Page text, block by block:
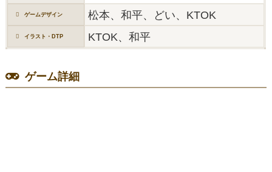
ゲームデザイン 松本、和平、どい、KTOK
イラスト・DTP KTOK、和平
ゲーム詳細